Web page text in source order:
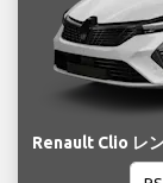
Renault Clio レ